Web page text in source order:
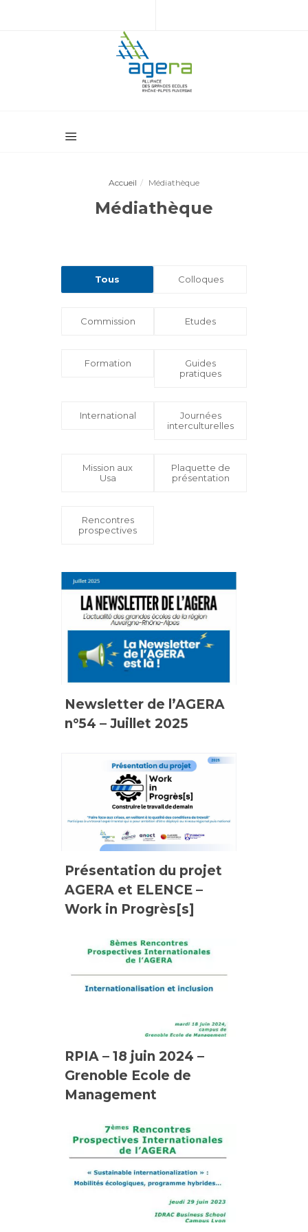
Accueil Médiathèque
Médiathèque
Tous Colloques
Commission Etudes
Formation
Guides
pratiques
International
Journées
interculturelles
Mission aux
Usa
Plaquette de
présentation
Rencontres
prospectives
Newsletter de l’AGERA
n°54 – Juillet 2025
Présentation du projet
AGERA et ELENCE –
Work in Progrès[s]
RPIA – 18 juin 2024 –
Grenoble Ecole de
Management